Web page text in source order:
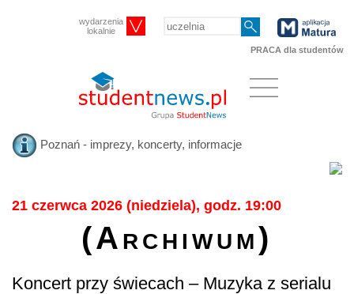
wydarzenia
lokalnie
PRACA dla studentów
Poznań - imprezy, koncerty, informacje
21 czerwca 2026 (niedziela), godz. 19:00
(Archiwum)
Koncert przy świecach – Muzyka z serialu